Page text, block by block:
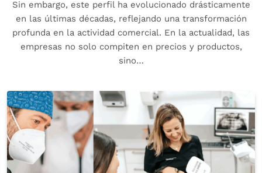
Sin embargo, este perfil ha evolucionado drásticamente
en las últimas décadas, reflejando una transformación
profunda en la actividad comercial. En la actualidad, las
empresas no solo compiten en precios y productos,
sino…